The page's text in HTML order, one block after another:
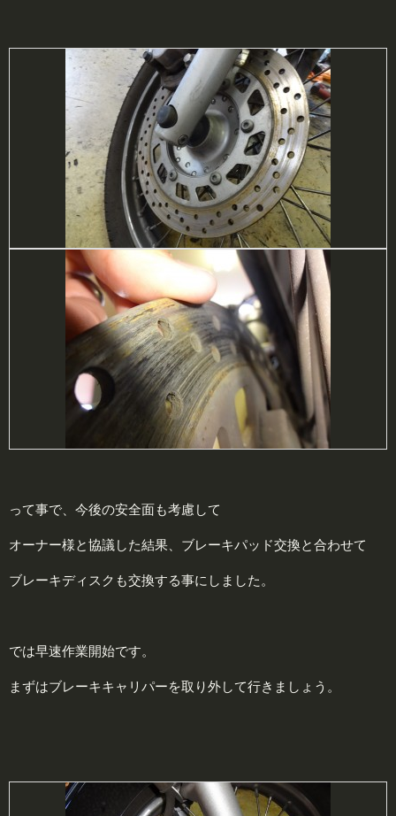
って事で、今後の安全面も考慮して
オーナー様と協議した結果、ブレーキパッド交換と合わせて
ブレーキディスクも交換する事にしました。
では早速作業開始です。
まずはブレーキキャリパーを取り外して行きましょう。